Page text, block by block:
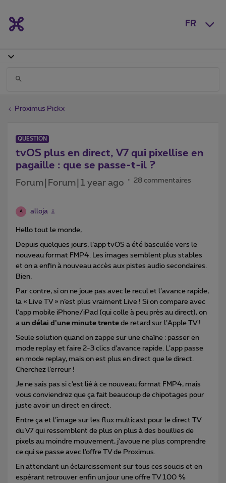
FR
Proximus Pickx
QUESTION
tvOS plus en direct, V7 qui pixellise en
pagaille : que se passe-t-il ?
Forum|Forum|1 year ago 28 commentaires
A alloja
Hello tout le monde,
Depuis quelques jours, l’app tvOS a été basculée vers le
nouveau format FMP4. Les images semblent plus stables
et on a enfin à nouveau accès aux pistes audio secondaires.
Bien.
Par contre, si on ne joue pas avec le recul et l’avance rapide,
la « Live TV » n’est plus vraiment Live ! Si on compare avec
l’app mobile iPhone/iPad (qui colle à peu près au direct), on
a un délai d’une minute trente de retard sur l’Apple TV !
Seule solution quand on zappe sur une chaîne : passer en
mode replay et faire 2-3 clics d’avance rapide. L’app passe
en mode replay, mais on est plus en direct que le direct.
Cherchez l’erreur !
Je ne sais pas si c’est lié à ce nouveau format FMP4, mais
vous conviendrez que ça fait beaucoup de chipotages pour
juste avoir un direct en direct.
Entre ça et l’image sur les flux multicast pour le direct TV
du V7 qui ressemblent de plus en plus à des bouillies de
pixels au moindre mouvement, j’avoue ne plus comprendre
ce qui se passe avec l’offre TV de Proximus.
En attendant un éclaircissement sur tous ces soucis et en
espérant retrouver enfin un jour une offre TV 100 %